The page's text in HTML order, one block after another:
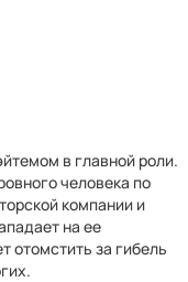
в главной роли.
человека по
компании и
на ее
отомстить за гибель